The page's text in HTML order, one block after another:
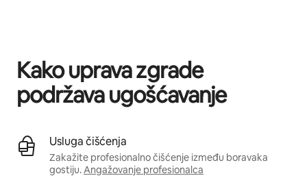
Kako uprava zgrade
podržava ugošćavanje
Usluga čišćenja
Zakažite profesionalno čišćenje između boravaka
gostiju.Angažovanje profesionalca